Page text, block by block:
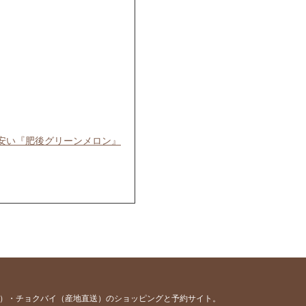
『肥後グリーンメロン』
チョクバイ（産地直送）のショッピングと予約サイト。